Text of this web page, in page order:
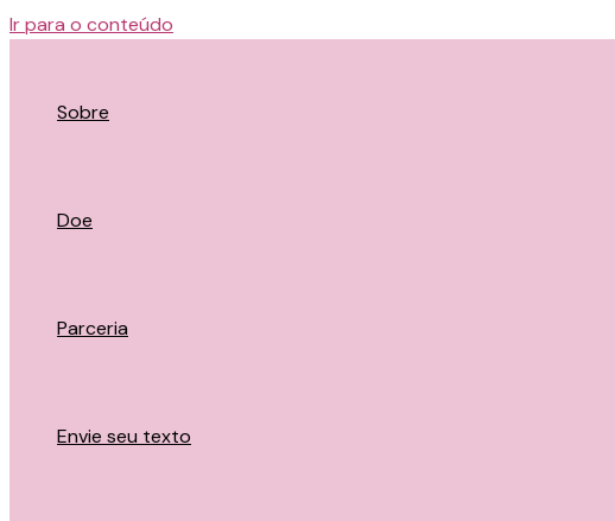
conteúdo
Ir para o conteúdo
Sobre
Doe
Parceria
Envie seu texto